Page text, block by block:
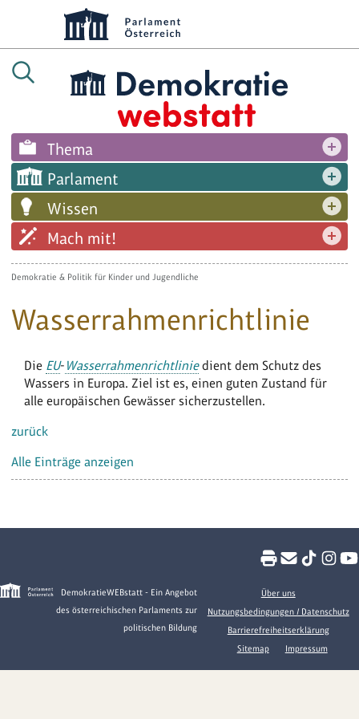
Thema
Parlament
Wissen
Mach mit!
Demokratie & Politik für Kinder und Jugendliche
Wasserrahmenrichtlinie
Die EU- Wasserrahmenrichtliniedient dem Schutz des
Wassers in Europa. Ziel ist es, einen guten Zustand für
alle europäischen Gewässer sicherzustellen.
zurück
Alle Einträge anzeigen
DemokratieWEBstatt - Ein Angebot
des österreichischen Parlaments zur
politischen Bildung
Über uns
Nutzungsbedingungen / Datenschutz
Barrierefreiheitserklärung
Sitemap
Impressum